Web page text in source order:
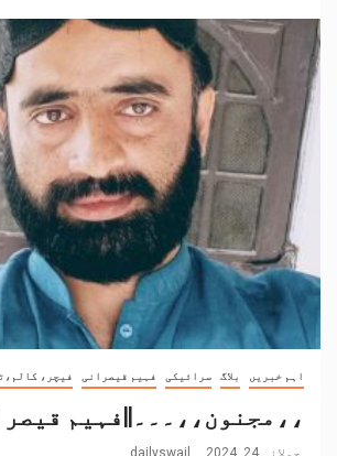
اہم خبریں بلاگ سرائیکی فہیم قیصرانی فیچر،
،،مجنون،،۔۔۔||فہیم